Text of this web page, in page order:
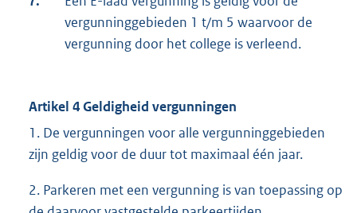
vergunninggebieden 1 t/m 5 waarvoor de
vergunning door het college is verleend.
Artikel 4 Geldigheid vergunningen
1. De vergunningen voor alle vergunninggebieden
zijn geldig voor de duur tot maximaal één jaar.
2. Parkeren met een vergunning is van toepassing op